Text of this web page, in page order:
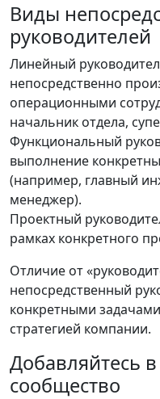
Виды
руководителей
Линейный
непосредственно
операционными
начальник отдела,
Функциональный
выполнение
(например, главный
менеджер).
Проектный
рамках конкретного
Отличие от
непосредственный
конкретными
стратегией компании.
Добавляйтесь
сообщество